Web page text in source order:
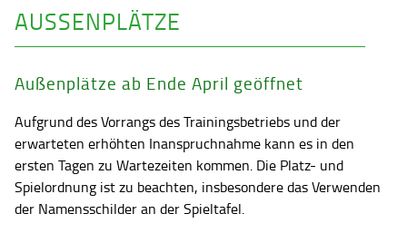
AUSSENPLÄTZE
Außenplätze ab Ende April geöffnet
Aufgrund des Vorrangs des Trainingsbetriebs und der
erwarteten erhöhten Inanspruchnahme kann es in den
ersten Tagen zu Wartezeiten kommen. Die Platz- und
Spielordnung ist zu beachten, insbesondere das Verwenden
der Namensschilder an der Spieltafel.